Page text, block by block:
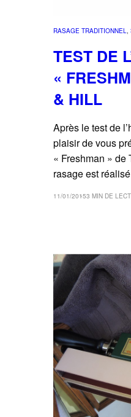
RASAGE TRADITIONNEL,
TEST DE
«
& HILL
Après le test de
plaisir de vous
« Freshman » de
rasage est
11/01/20153 MIN DE